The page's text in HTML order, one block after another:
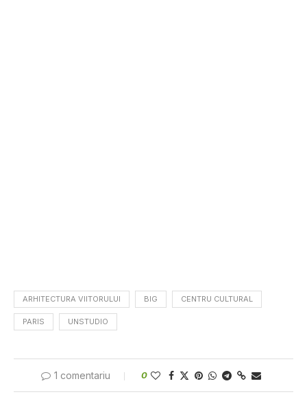
ARHITECTURA VIITORULUI BIG CENTRU CULTURAL
PARIS UNSTUDIO
1 comentariu 0